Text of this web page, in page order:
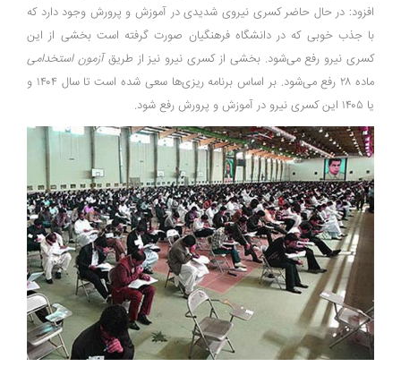
افزود: در حال حاضر کسری نیروی شدیدی در آموزش و پرورش وجود دارد که
با جذب خوبی که در دانشگاه فرهنگیان صورت گرفته است بخشی از این
کسری نیرو رفع می‌شود. بخشی از کسری نیرو نیز از طریقآزمون استخدامی
ماده ۲۸ رفع می‌شود. بر اساس برنامه ریزی‌ها سعی شده است تا سال ۱۴۰۴ و
یا ۱۴۰۵ این کسری نیرو در آموزش و پرورش رفع شود.